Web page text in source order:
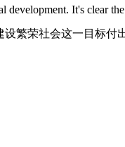
development. It's clear
繁荣社会这一目标付